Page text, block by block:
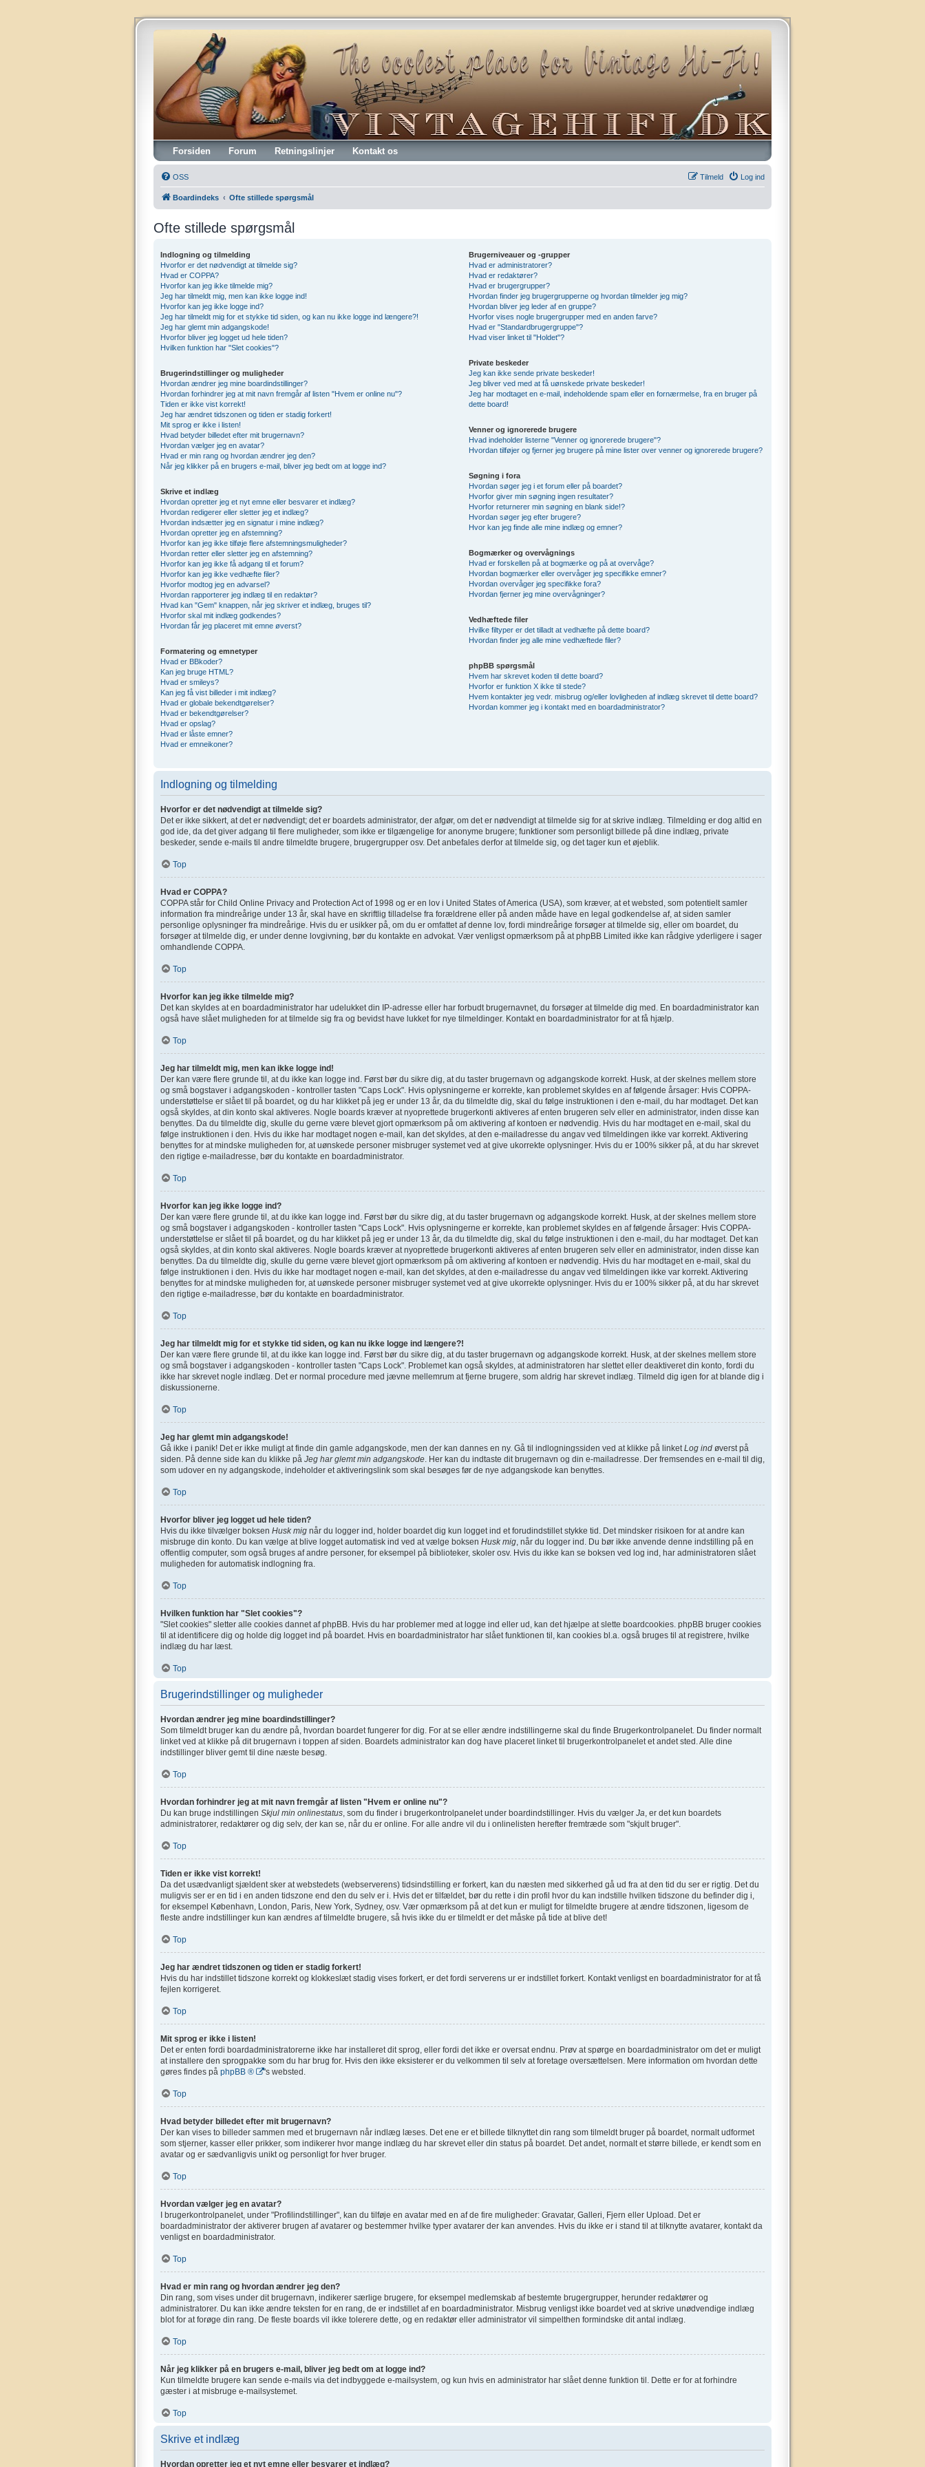
Vintagehifi.dk
Forsiden Forum Retningslinjer Kontakt os
OSS Log ind
Tilmeld
Boardindeks Ofte stillede spørgsmål
Ofte stillede spørgsmål
Indlogning og tilmelding
Hvorfor er det nødvendigt at tilmelde sig?
Hvad er COPPA?
Hvorfor kan jeg ikke tilmelde mig?
Jeg har tilmeldt mig, men kan ikke logge ind!
Hvorfor kan jeg ikke logge ind?
Jeg har tilmeldt mig for et stykke tid siden, og kan nu ikke logge ind længere?!
Jeg har glemt min adgangskode!
Hvorfor bliver jeg logget ud hele tiden?
Hvilken funktion har "Slet cookies"?
Brugerindstillinger og muligheder
Hvordan ændrer jeg mine boardindstillinger?
Hvordan forhindrer jeg at mit navn fremgår af listen "Hvem er online nu"?
Tiden er ikke vist korrekt!
Jeg har ændret tidszonen og tiden er stadig forkert!
Mit sprog er ikke i listen!
Hvad betyder billedet efter mit brugernavn?
Hvordan vælger jeg en avatar?
Hvad er min rang og hvordan ændrer jeg den?
Når jeg klikker på en brugers e-mail, bliver jeg bedt om at logge ind?
Skrive et indlæg
Hvordan opretter jeg et nyt emne eller besvarer et indlæg?
Hvordan redigerer eller sletter jeg et indlæg?
Hvordan indsætter jeg en signatur i mine indlæg?
Hvordan opretter jeg en afstemning?
Hvorfor kan jeg ikke tilføje flere afstemningsmuligheder?
Hvordan retter eller sletter jeg en afstemning?
Hvorfor kan jeg ikke få adgang til et forum?
Hvorfor kan jeg ikke vedhæfte filer?
Hvorfor modtog jeg en advarsel?
Hvordan rapporterer jeg indlæg til en redaktør?
Hvad kan "Gem" knappen, når jeg skriver et indlæg, bruges til?
Hvorfor skal mit indlæg godkendes?
Hvordan får jeg placeret mit emne øverst?
Formatering og emnetyper
Hvad er BBkoder?
Kan jeg bruge HTML?
Hvad er smileys?
Kan jeg få vist billeder i mit indlæg?
Hvad er globale bekendtgørelser?
Hvad er bekendtgørelser?
Hvad er opslag?
Hvad er låste emner?
Hvad er emneikoner?
Brugerniveauer og -grupper
Hvad er administratorer?
Hvad er redaktører?
Hvad er brugergrupper?
Hvordan finder jeg brugergrupperne og hvordan tilmelder jeg mig?
Hvordan bliver jeg leder af en gruppe?
Hvorfor vises nogle brugergrupper med en anden farve?
Hvad er "Standardbrugergruppe"?
Hvad viser linket til "Holdet"?
Private beskeder
Jeg kan ikke sende private beskeder!
Jeg bliver ved med at få uønskede private beskeder!
Jeg har modtaget en e-mail, indeholdende spam eller en fornærmelse, fra en bruger på
dette board!
Venner og ignorerede brugere
Hvad indeholder listerne "Venner og ignorerede brugere"?
Hvordan tilføjer og fjerner jeg brugere på mine lister over venner og ignorerede brugere?
Søgning i fora
Hvordan søger jeg i et forum eller på boardet?
Hvorfor giver min søgning ingen resultater?
Hvorfor returnerer min søgning en blank side!?
Hvordan søger jeg efter brugere?
Hvor kan jeg finde alle mine indlæg og emner?
Bogmærker og overvågnings
Hvad er forskellen på at bogmærke og på at overvåge?
Hvordan bogmærker eller overvåger jeg specifikke emner?
Hvordan overvåger jeg specifikke fora?
Hvordan fjerner jeg mine overvågninger?
Vedhæftede filer
Hvilke filtyper er det tilladt at vedhæfte på dette board?
Hvordan finder jeg alle mine vedhæftede filer?
phpBB spørgsmål
Hvem har skrevet koden til dette board?
Hvorfor er funktion X ikke til stede?
Hvem kontakter jeg vedr. misbrug og/eller lovligheden af indlæg skrevet til dette board?
Hvordan kommer jeg i kontakt med en boardadministrator?
Indlogning og tilmelding
Hvorfor er det nødvendigt at tilmelde sig?
Det er ikke sikkert, at det er nødvendigt; det er boardets administrator, der afgør, om det er nødvendigt at tilmelde sig for at skrive indlæg. Tilmelding er dog altid en
god ide, da det giver adgang til flere muligheder, som ikke er tilgængelige for anonyme brugere; funktioner som personligt billede på dine indlæg, private
beskeder, sende e-mails til andre tilmeldte brugere, brugergrupper osv. Det anbefales derfor at tilmelde sig, og det tager kun et øjeblik.
Top
Hvad er COPPA?
COPPA står for Child Online Privacy and Protection Act of 1998 og er en lov i United States of America (USA), som kræver, at et websted, som potentielt samler
information fra mindreårige under 13 år, skal have en skriftlig tilladelse fra forældrene eller på anden måde have en legal godkendelse af, at siden samler
personlige oplysninger fra mindreårige. Hvis du er usikker på, om du er omfattet af denne lov, fordi mindreårige forsøger at tilmelde sig, eller om boardet, du
forsøger at tilmelde dig, er under denne lovgivning, bør du kontakte en advokat. Vær venligst opmærksom på at phpBB Limited ikke kan rådgive yderligere i sager
omhandlende COPPA.
Top
Hvorfor kan jeg ikke tilmelde mig?
Det kan skyldes at en boardadministrator har udelukket din IP-adresse eller har forbudt brugernavnet, du forsøger at tilmelde dig med. En boardadministrator kan
også have slået muligheden for at tilmelde sig fra og bevidst have lukket for nye tilmeldinger. Kontakt en boardadministrator for at få hjælp.
Top
Jeg har tilmeldt mig, men kan ikke logge ind!
Der kan være flere grunde til, at du ikke kan logge ind. Først bør du sikre dig, at du taster brugernavn og adgangskode korrekt. Husk, at der skelnes mellem store
og små bogstaver i adgangskoden - kontroller tasten "Caps Lock". Hvis oplysningerne er korrekte, kan problemet skyldes en af følgende årsager: Hvis COPPA-
understøttelse er slået til på boardet, og du har klikket på jeg er under 13 år, da du tilmeldte dig, skal du følge instruktionen i den e-mail, du har modtaget. Det kan
også skyldes, at din konto skal aktiveres. Nogle boards kræver at nyoprettede brugerkonti aktiveres af enten brugeren selv eller en administrator, inden disse kan
benyttes. Da du tilmeldte dig, skulle du gerne være blevet gjort opmærksom på om aktivering af kontoen er nødvendig. Hvis du har modtaget en e-mail, skal du
følge instruktionen i den. Hvis du ikke har modtaget nogen e-mail, kan det skyldes, at den e-mailadresse du angav ved tilmeldingen ikke var korrekt. Aktivering
benyttes for at mindske muligheden for, at uønskede personer misbruger systemet ved at give ukorrekte oplysninger. Hvis du er 100% sikker på, at du har skrevet
den rigtige e-mailadresse, bør du kontakte en boardadministrator.
Top
Hvorfor kan jeg ikke logge ind?
Der kan være flere grunde til, at du ikke kan logge ind. Først bør du sikre dig, at du taster brugernavn og adgangskode korrekt. Husk, at der skelnes mellem store
og små bogstaver i adgangskoden - kontroller tasten "Caps Lock". Hvis oplysningerne er korrekte, kan problemet skyldes en af følgende årsager: Hvis COPPA-
understøttelse er slået til på boardet, og du har klikket på jeg er under 13 år, da du tilmeldte dig, skal du følge instruktionen i den e-mail, du har modtaget. Det kan
også skyldes, at din konto skal aktiveres. Nogle boards kræver at nyoprettede brugerkonti aktiveres af enten brugeren selv eller en administrator, inden disse kan
benyttes. Da du tilmeldte dig, skulle du gerne være blevet gjort opmærksom på om aktivering af kontoen er nødvendig. Hvis du har modtaget en e-mail, skal du
følge instruktionen i den. Hvis du ikke har modtaget nogen e-mail, kan det skyldes, at den e-mailadresse du angav ved tilmeldingen ikke var korrekt. Aktivering
benyttes for at mindske muligheden for, at uønskede personer misbruger systemet ved at give ukorrekte oplysninger. Hvis du er 100% sikker på, at du har skrevet
den rigtige e-mailadresse, bør du kontakte en boardadministrator.
Top
Jeg har tilmeldt mig for et stykke tid siden, og kan nu ikke logge ind længere?!
Der kan være flere grunde til, at du ikke kan logge ind. Først bør du sikre dig, at du taster brugernavn og adgangskode korrekt. Husk, at der skelnes mellem store
og små bogstaver i adgangskoden - kontroller tasten "Caps Lock". Problemet kan også skyldes, at administratoren har slettet eller deaktiveret din konto, fordi du
ikke har skrevet nogle indlæg. Det er normal procedure med jævne mellemrum at fjerne brugere, som aldrig har skrevet indlæg. Tilmeld dig igen for at blande dig i
diskussionerne.
Top
Jeg har glemt min adgangskode!
Gå ikke i panik! Det er ikke muligt at finde din gamle adgangskode, men der kan dannes en ny. Gå til indlogningssiden ved at klikke på linket Log ind øverst på
siden. På denne side kan du klikke på Jeg har glemt min adgangskode . Her kan du indtaste dit brugernavn og din e-mailadresse. Der fremsendes en e-mail til dig,
som udover en ny adgangskode, indeholder et aktiveringslink som skal besøges før de nye adgangskode kan benyttes.
Top
Hvorfor bliver jeg logget ud hele tiden?
Hvis du ikke tilvælger boksen Husk mig når du logger ind, holder boardet dig kun logget ind et forudindstillet stykke tid. Det mindsker risikoen for at andre kan
misbruge din konto. Du kan vælge at blive logget automatisk ind ved at vælge boksen Husk mig , når du logger ind. Du bør ikke anvende denne indstilling på en
offentlig computer, som også bruges af andre personer, for eksempel på biblioteker, skoler osv. Hvis du ikke kan se boksen ved log ind, har administratoren slået
muligheden for automatisk indlogning fra.
Top
Hvilken funktion har "Slet cookies"?
"Slet cookies" sletter alle cookies dannet af phpBB. Hvis du har problemer med at logge ind eller ud, kan det hjælpe at slette boardcookies. phpBB bruger cookies
til at identificere dig og holde dig logget ind på boardet. Hvis en boardadministrator har slået funktionen til, kan cookies bl.a. også bruges til at registrere, hvilke
indlæg du har læst.
Top
Brugerindstillinger og muligheder
Hvordan ændrer jeg mine boardindstillinger?
Som tilmeldt bruger kan du ændre på, hvordan boardet fungerer for dig. For at se eller ændre indstillingerne skal du finde Brugerkontrolpanelet. Du finder normalt
linket ved at klikke på dit brugernavn i toppen af siden. Boardets administrator kan dog have placeret linket til brugerkontrolpanelet et andet sted. Alle dine
indstillinger bliver gemt til dine næste besøg.
Top
Hvordan forhindrer jeg at mit navn fremgår af listen "Hvem er online nu"?
Du kan bruge indstillingen Skjul min onlinestatus , som du finder i brugerkontrolpanelet under boardindstillinger. Hvis du vælger Ja , er det kun boardets
administratorer, redaktører og dig selv, der kan se, når du er online. For alle andre vil du i onlinelisten herefter fremtræde som "skjult bruger".
Top
Tiden er ikke vist korrekt!
Da det usædvanligt sjældent sker at webstedets (webserverens) tidsindstilling er forkert, kan du næsten med sikkerhed gå ud fra at den tid du ser er rigtig. Det du
muligvis ser er en tid i en anden tidszone end den du selv er i. Hvis det er tilfældet, bør du rette i din profil hvor du kan indstille hvilken tidszone du befinder dig i,
for eksempel København, London, Paris, New York, Sydney, osv. Vær opmærksom på at det kun er muligt for tilmeldte brugere at ændre tidszonen, ligesom de
fleste andre indstillinger kun kan ændres af tilmeldte brugere, så hvis ikke du er tilmeldt er det måske på tide at blive det!
Top
Jeg har ændret tidszonen og tiden er stadig forkert!
Hvis du har indstillet tidszone korrekt og klokkeslæt stadig vises forkert, er det fordi serverens ur er indstillet forkert. Kontakt venligst en boardadministrator for at få
fejlen korrigeret.
Top
Mit sprog er ikke i listen!
Det er enten fordi boardadministratorerne ikke har installeret dit sprog, eller fordi det ikke er oversat endnu. Prøv at spørge en boardadministrator om det er muligt
at installere den sprogpakke som du har brug for. Hvis den ikke eksisterer er du velkommen til selv at foretage oversættelsen. Mere information om hvordan dette
gøres findes på phpBB ® 's websted.
Top
Hvad betyder billedet efter mit brugernavn?
Der kan vises to billeder sammen med et brugernavn når indlæg læses. Det ene er et billede tilknyttet din rang som tilmeldt bruger på boardet, normalt udformet
som stjerner, kasser eller prikker, som indikerer hvor mange indlæg du har skrevet eller din status på boardet. Det andet, normalt et større billede, er kendt som en
avatar og er sædvanligvis unikt og personligt for hver bruger.
Top
Hvordan vælger jeg en avatar?
I brugerkontrolpanelet, under "Profilindstillinger", kan du tilføje en avatar med en af de fire muligheder: Gravatar, Galleri, Fjern eller Upload. Det er
boardadministrator der aktiverer brugen af avatarer og bestemmer hvilke typer avatarer der kan anvendes. Hvis du ikke er i stand til at tilknytte avatarer, kontakt da
venligst en boardadministrator.
Top
Hvad er min rang og hvordan ændrer jeg den?
Din rang, som vises under dit brugernavn, indikerer særlige brugere, for eksempel medlemskab af bestemte brugergrupper, herunder redaktører og
administratorer. Du kan ikke ændre teksten for en rang, de er indstillet af en boardadministrator. Misbrug venligst ikke boardet ved at skrive unødvendige indlæg
blot for at forøge din rang. De fleste boards vil ikke tolerere dette, og en redaktør eller administrator vil simpelthen formindske dit antal indlæg.
Top
Når jeg klikker på en brugers e-mail, bliver jeg bedt om at logge ind?
Kun tilmeldte brugere kan sende e-mails via det indbyggede e-mailsystem, og kun hvis en administrator har slået denne funktion til. Dette er for at forhindre
gæster i at misbruge e-mailsystemet.
Top
Skrive et indlæg
Hvordan opretter jeg et nyt emne eller besvarer et indlæg?